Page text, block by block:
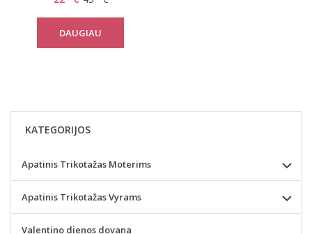
DAUGIAU
KATEGORIJOS
Apatinis Trikotažas Moterims
Apatinis Trikotažas Vyrams
Valentino dienos dovana